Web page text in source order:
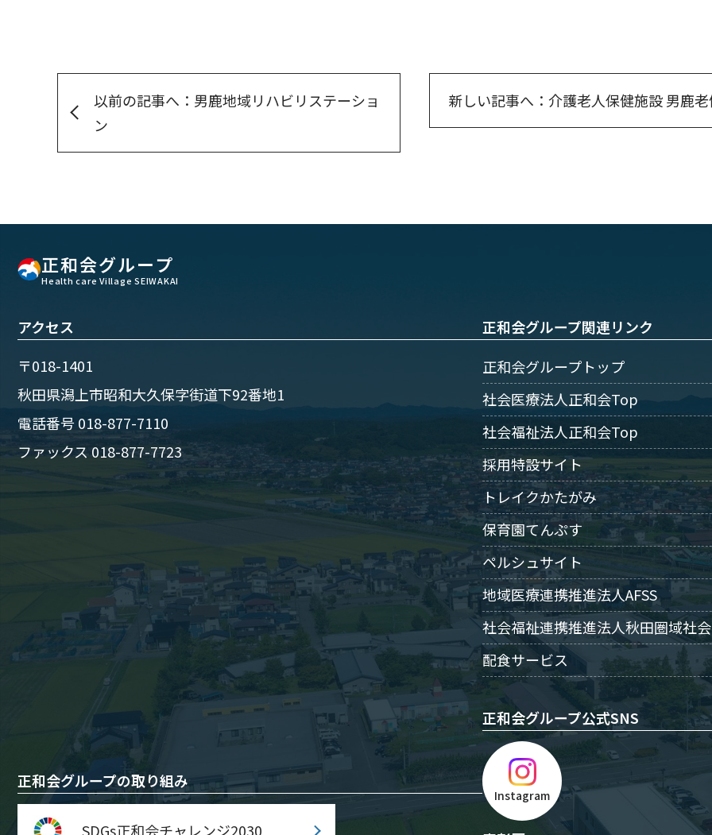
以前の記事へ：男鹿地域リハビリステーショ
ン
新しい記事へ：介護老人保健施設 男鹿
正和会グループ
Health care Village SEIWAKAI
アクセス
〒018-1401
秋田県潟上市昭和大久保字街道下92番地1
電話番号018-877-7110
ファックス 018-877-7723
正和会グループの取り組み
SDGs正和会チャレンジ2030
正和会グループ関連リンク
正和会グループトップ
社会医療法人正和会Top
社会福祉法人正和会Top
採用特設サイト
トレイクかたがみ
保育園てんぷす
ペルシュサイト
地域医療連携推進法人AFSS
社会福祉連携推進法人秋田圏域社
配食サービス
正和会グループ公式SNS
Instagram